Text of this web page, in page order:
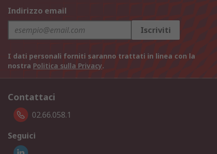
Indirizzo email
Iscriviti
I dati personali forniti saranno trattati in linea con la
nostra Politica sulla Privacy.
Contattaci
02.66.058.1
Seguici